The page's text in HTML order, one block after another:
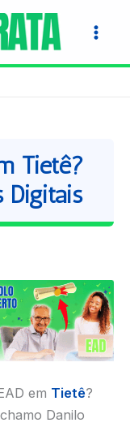
Tietê?
Digitais
em Tietê?
Danilo